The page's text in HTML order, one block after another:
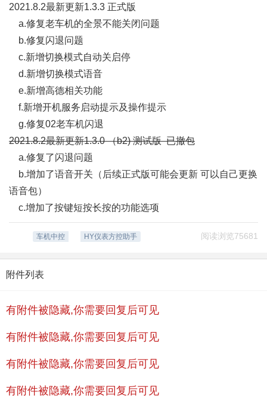
2021.8.2最新更新1.3.3 正式版
a.修复老车机的全景不能关闭问题
b.修复闪退问题
c.新增切换模式自动关启停
d.新增切换模式语音
e.新增高德相关功能
f.新增开机服务启动提示及操作提示
g.修复02老车机闪退
2021.8.2最新更新1.3.0 （b2) 测试版 已撤包
a.修复了闪退问题
b.增加了语音开关（后续正式版可能会更新 可以自己更换
语音包）
c.增加了按键短按长按的功能选项
车机中控 HY仪表方控助手 阅读浏览75681
附件列表
有附件被隐藏,你需要回复后可见
有附件被隐藏,你需要回复后可见
有附件被隐藏,你需要回复后可见
有附件被隐藏,你需要回复后可见